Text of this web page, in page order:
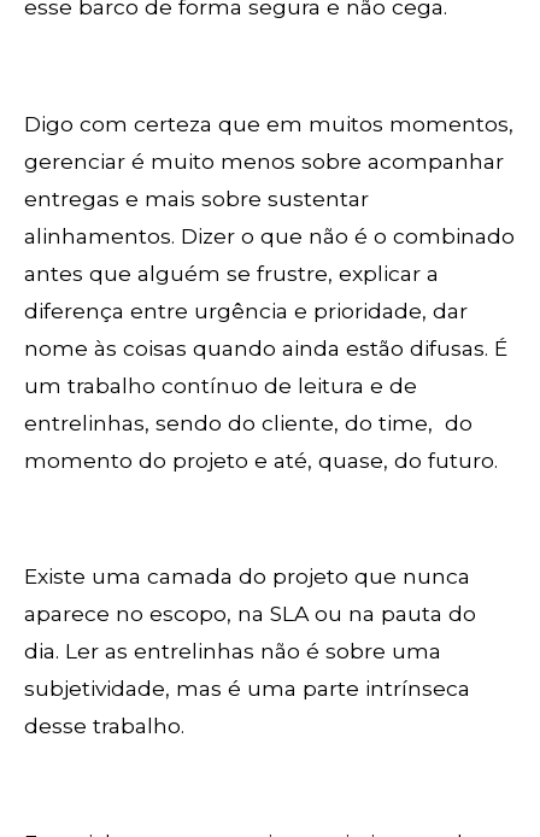
esse barco de forma segura e não cega.
Digo com certeza que em muitos momentos,
gerenciar é muito menos sobre acompanhar
entregas e mais sobre sustentar
alinhamentos. Dizer o que não é o combinado
antes que alguém se frustre, explicar a
diferença entre urgência e prioridade, dar
nome às coisas quando ainda estão difusas. É
um trabalho contínuo de leitura e de
entrelinhas, sendo do cliente, do time, do
momento do projeto e até, quase, do futuro.
Existe uma camada do projeto que nunca
aparece no escopo, na SLA ou na pauta do
dia. Ler as entrelinhas não é sobre uma
subjetividade, mas é uma parte intrínseca
desse trabalho.